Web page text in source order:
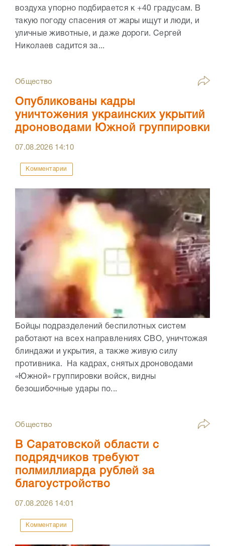
воздуха упорно подбирается к +40 градусам. В
такую погоду спасения от жары ищут и люди, и
уличные животные, и даже дороги. Сергей
Николаев садится за...
Общество
Опубликованы кадры
уничтожения украинских укрытий
дроноводами Южной группировки
07.08.2026 14:10
Комментарии
Бойцы подразделений беспилотных систем
работают на всех направлениях СВО, уничтожая
блиндажи и укрытия, а также живую силу
противника. На кадрах, снятых дроноводами
«Южной» группировки войск, видны
безошибочные удары по...
Общество
В Саратовской области с
подрядчиков требуют
полмиллиарда рублей за
благоустройство
07.08.2026 14:01
Комментарии